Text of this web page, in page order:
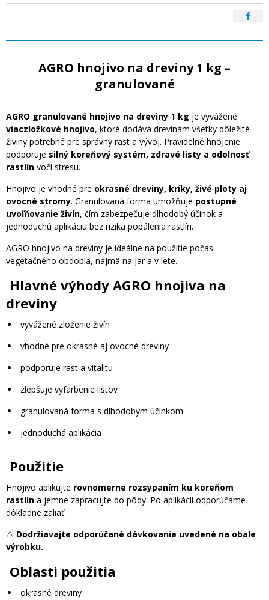
AGRO hnojivo na dreviny 1 kg –
granulované
AGRO granulované hnojivo na dreviny 1 kg je vyvážené
viaczložkové hnojivo, ktoré dodáva drevinám všetky dôležité
živiny potrebné pre správny rast a vývoj. Pravidelné hnojenie
podporuje silný koreňový systém, zdravé listy a odolnosť
rastlín voči stresu.
Hnojivo je vhodné pre okrasné dreviny, kríky, živé ploty aj
ovocné stromy. Granulovaná forma umožňuje postupné
uvoľňovanie živín, čím zabezpečuje dlhodobý účinok a
jednoduchú aplikáciu bez rizika popálenia rastlín.
AGRO hnojivo na dreviny je ideálne na použitie počas
vegetačného obdobia, najmä na jar a v lete.
Hlavné výhody AGRO hnojiva na
dreviny
vyvážené zloženie živín
vhodné pre okrasné aj ovocné dreviny
podporuje rast a vitalitu
zlepšuje vyfarbenie listov
granulovaná forma s dlhodobým účinkom
jednoduchá aplikácia
Použitie
Hnojivo aplikujte rovnomerne rozsypaním ku koreňom
rastlín a jemne zapracujte do pôdy. Po aplikácii odporúčame
dôkladne zaliať.
⚠️ Dodržiavajte odporúčané dávkovanie uvedené na obale
výrobku.
Oblasti použitia
okrasné dreviny